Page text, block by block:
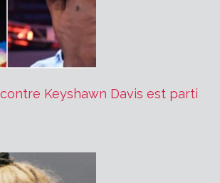
Keyshawn Davis est parti